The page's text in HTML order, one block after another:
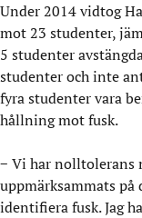
Under 2014 vidtog
mot 23 studenter,
5 studenter
studenter och inte
fyra studenter vara
hållning mot fusk.
− Vi har nolltolerans
uppmärksammats
identifiera fusk. Jag